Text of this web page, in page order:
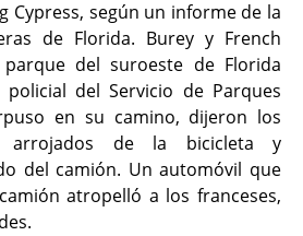
Cypress, según un informe de la
de Florida. Burey y French
del suroeste de Florida
del Servicio de Parques
en su camino, dijeron los
arrojados de la bicicleta y
del camión. Un automóvil que
atropelló a los franceses,